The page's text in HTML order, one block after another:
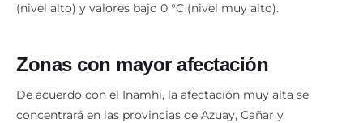
(nivel alto) y valores bajo 0 °C (nivel muy alto).
Zonas con mayor afectación
De acuerdo con el Inamhi, la afectación muy alta se
concentrará en las provincias de Azuay, Cañar y